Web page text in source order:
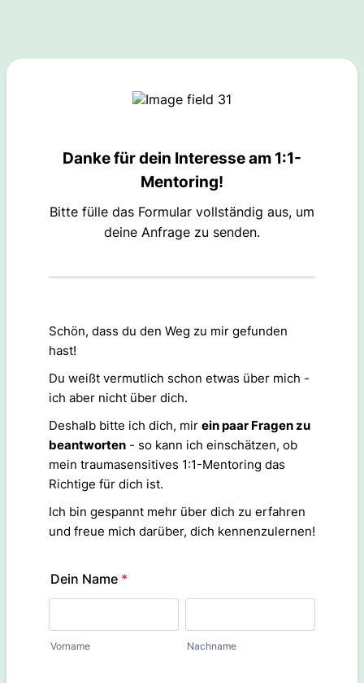
Danke für dein Interesse am 1:1-
Mentoring!
Bitte fülle das Formular vollständig aus, um
deine Anfrage zu senden.
Schön, dass du den Weg zu mir gefunden
hast!
Du weißt vermutlich schon etwas über mich -
ich aber nicht über dich.
Deshalb bitte ich dich, mir ein paar Fragen zu
beantworten - so kann ich einschätzen, ob
mein traumasensitives 1:1-Mentoring das
Richtige für dich ist.
Ich bin gespannt mehr über dich zu erfahren
und freue mich darüber, dich kennenzulernen!
Dein Name *
Vorname Nachname